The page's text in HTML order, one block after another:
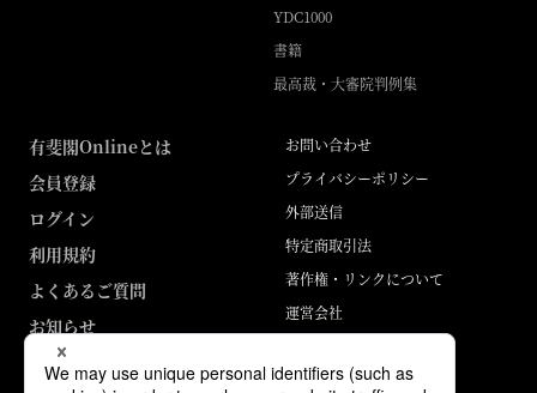
YDC1000
書籍
最高裁・大審院判例集
有斐閣Onlineとは
会員登録
ログイン
利用規約
よくあるご質問
お知らせ
お問い合わせ
プライバシーポリシー
外部送信
特定商取引法
著作権・リンクについて
運営会社